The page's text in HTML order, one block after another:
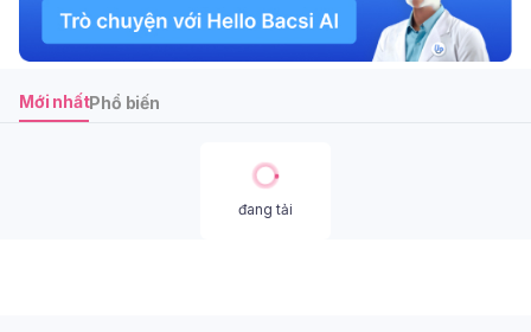
Mới nhấtPhổ biến
đang tải